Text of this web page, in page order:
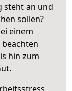
steht an und
sollen?
einem
hin zum